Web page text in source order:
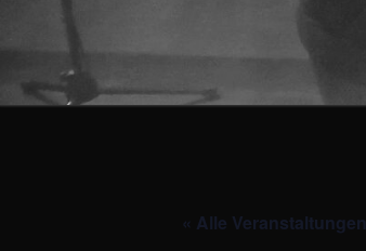
« Alle Veranstaltungen